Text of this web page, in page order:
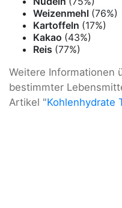
Weizenmehl (76%)
Kartoffeln (17%)
Kakao (43%)
Reis (77%)
Weitere Informationen
bestimmter
Artikel "Kohlenhydrate